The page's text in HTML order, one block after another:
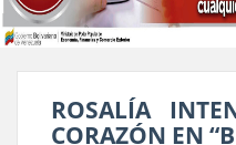
ROSALÍA
CORAZÓN EN